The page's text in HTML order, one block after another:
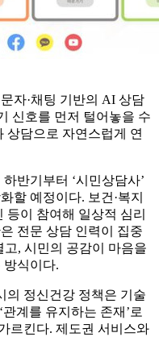
자·채팅 기반의 AI 상담
신호를 먼저 털어놓을 수
상담으로 자연스럽게 연
반기부터 ‘시민상담사’
할 예정이다. 보건·복지
등이 참여해 일상적 심리
전문 상담 인력이 집중
, 시민의 공감이 마음을
방식이다.
의 정신건강 정책은 기술
계를 유지하는 존재’로
르킨다. 제도권 서비스와